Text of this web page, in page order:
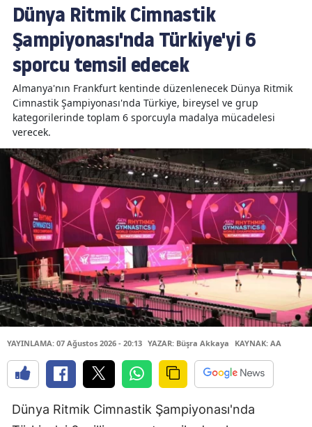
Dünya Ritmik Cimnastik
Şampiyonası'nda Türkiye'yi 6
sporcu temsil edecek
Almanya'nın Frankfurt kentinde düzenlenecek Dünya Ritmik
Cimnastik Şampiyonası'nda Türkiye, bireysel ve grup
kategorilerinde toplam 6 sporcuyla madalya mücadelesi
verecek.
YAYINLAMA: 07 Ağustos 2026 - 20:13 YAZAR: Büşra Akkaya KAYNAK: AA
Dünya Ritmik Cimnastik Şampiyonası'nda